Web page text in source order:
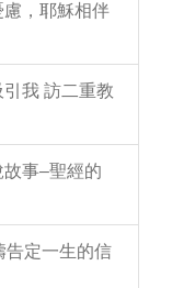
，耶穌相伴
我 訪二重教
事–聖經的
告定一生的信